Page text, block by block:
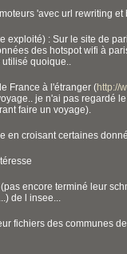
'avec url rewriting et
: Sur le site de
des hotspot wifi à
utilisé quoique..
France à l'étranger (http://
je n'ai pas regardé
faire un voyage).
en croisant certaines
encore terminé leur
de l insee...
fichiers des communes